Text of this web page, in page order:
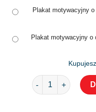
Plakat motywacyjny
Plakat motywacyjny o
ilość Plakat